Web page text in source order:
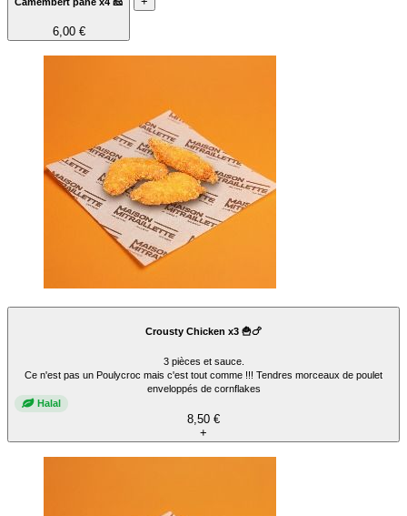
6,00 €
Crousty Chicken x3 🍟🍗
3 pièces et sauce.
Ce n'est pas un Poulycroc mais c'est tout comme !!! Tendres morceaux de poulet
enveloppés de cornflakes
Halal
8,50 €
+